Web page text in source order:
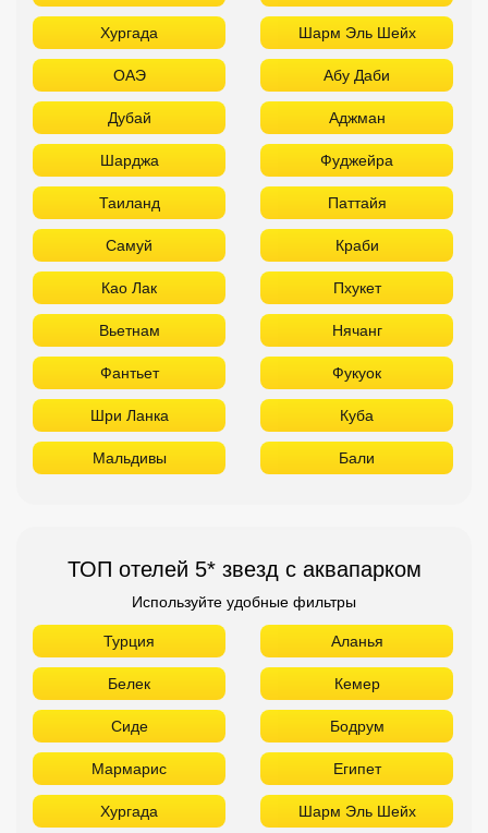
Хургада Шарм Эль Шейх
ОАЭ Абу Даби
Дубай Аджман
Шарджа Фуджейра
Таиланд Паттайя
Самуй Краби
Као Лак Пхукет
Вьетнам Нячанг
Фантьет Фукуок
Шри Ланка Куба
Мальдивы Бали
ТОП отелей 5* звезд с аквапарком
Используйте удобные фильтры
Турция Аланья
Белек Кемер
Сиде Бодрум
Мармарис Египет
Хургада Шарм Эль Шейх